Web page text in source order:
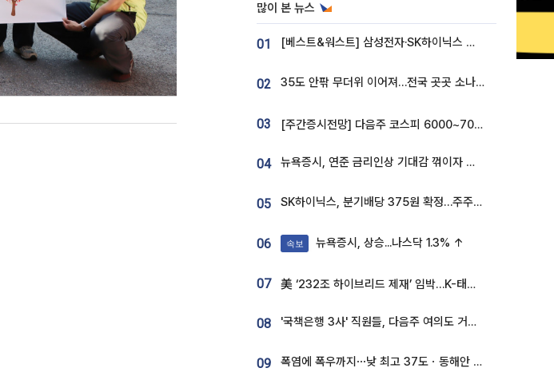
많이 본 뉴스
01 [베스트&워스트] 삼성전자·SK하이닉스 밀린 한 주…상상인증권은 85% 급등
02 35도 안팎 무더위 이어져…전국 곳곳 소나기 [오늘 날씨]
03 [주간증시전망] 다음주 코스피 6000~7000⋯“外人 수급은 정책이 변수”
04 뉴욕증시, 연준 금리인상 기대감 꺾이자 상승...S&P500 사상 최고치 [종합]
05 SK하이닉스, 분기배당 375원 확정…주주환원책 9월로 앞당겨 발표
06 속보 뉴욕증시, 상승...나스닥 1.3% ↑
07 美 ‘232조 하이브리드 제재’ 임박…K-태양광, 불확실성 털고 날개 다나
08 '국책은행 3사' 직원들, 다음주 여의도 거리 나서는 까닭은
09 폭염에 폭우까지⋯낮 최고 37도ㆍ동해안 강한 비 [날씨]